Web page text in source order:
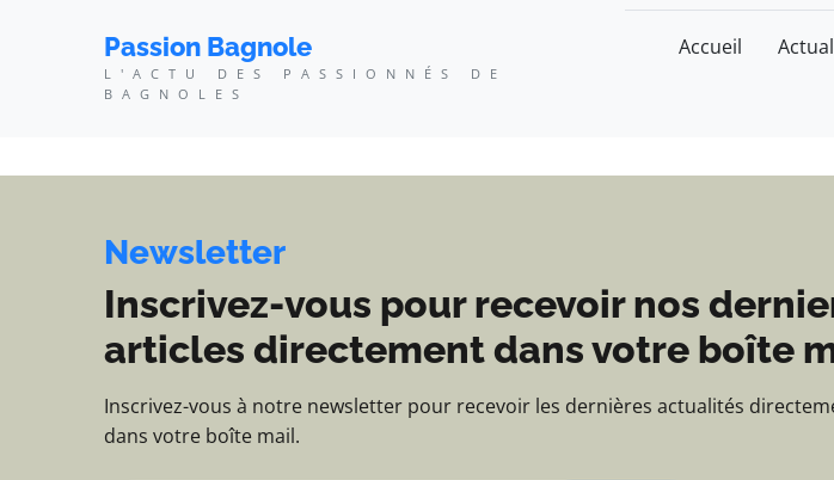
Passion Bagnole - L'actu des
Passion Bagnole
L'ACTU DES PASSIONNÉS DE
BAGNOLES
Accueil
Newsletter
Inscrivez-vous pour recevoir nos
articles directement dans votre boîte
Inscrivez-vous à notre newsletter pour recevoir les dernières actualités
dans votre boîte mail.